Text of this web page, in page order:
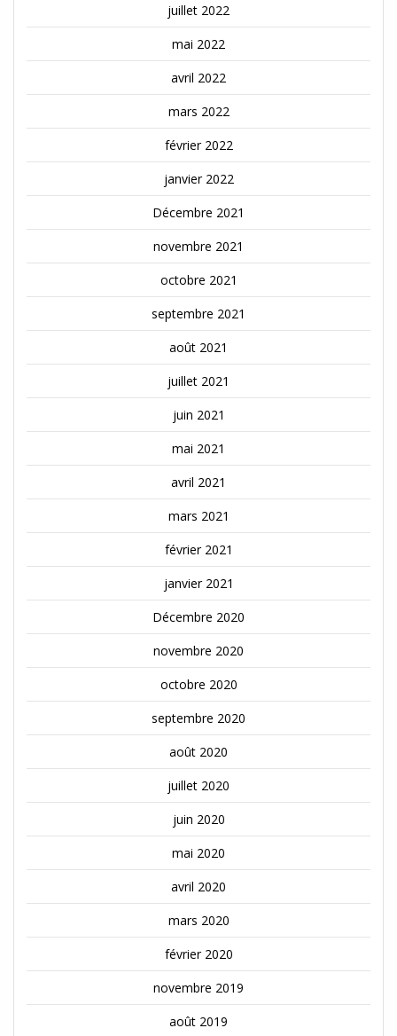
juillet 2022
mai 2022
avril 2022
mars 2022
février 2022
janvier 2022
Décembre 2021
novembre 2021
octobre 2021
septembre 2021
août 2021
juillet 2021
juin 2021
mai 2021
avril 2021
mars 2021
février 2021
janvier 2021
Décembre 2020
novembre 2020
octobre 2020
septembre 2020
août 2020
juillet 2020
juin 2020
mai 2020
avril 2020
mars 2020
février 2020
novembre 2019
août 2019